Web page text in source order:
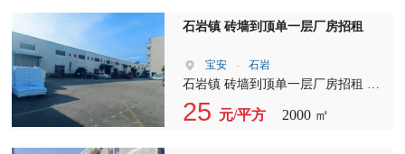
石岩镇 砖墙到顶单一层厂房招租
宝安 - 石岩
石岩镇 砖墙到顶单一层厂房招租 厂
房：2000平方 中间无柱 滴水：8米
配电：按需 宿舍：按需 厂房方正好
25 元/平方 2000 ㎡